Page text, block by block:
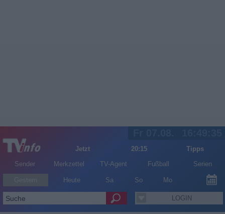
Jetzt 20:15
Tipps
Sender
Merkzettel TV-Agent Fußball Serien
Heute Sa So Mo
LOGIN